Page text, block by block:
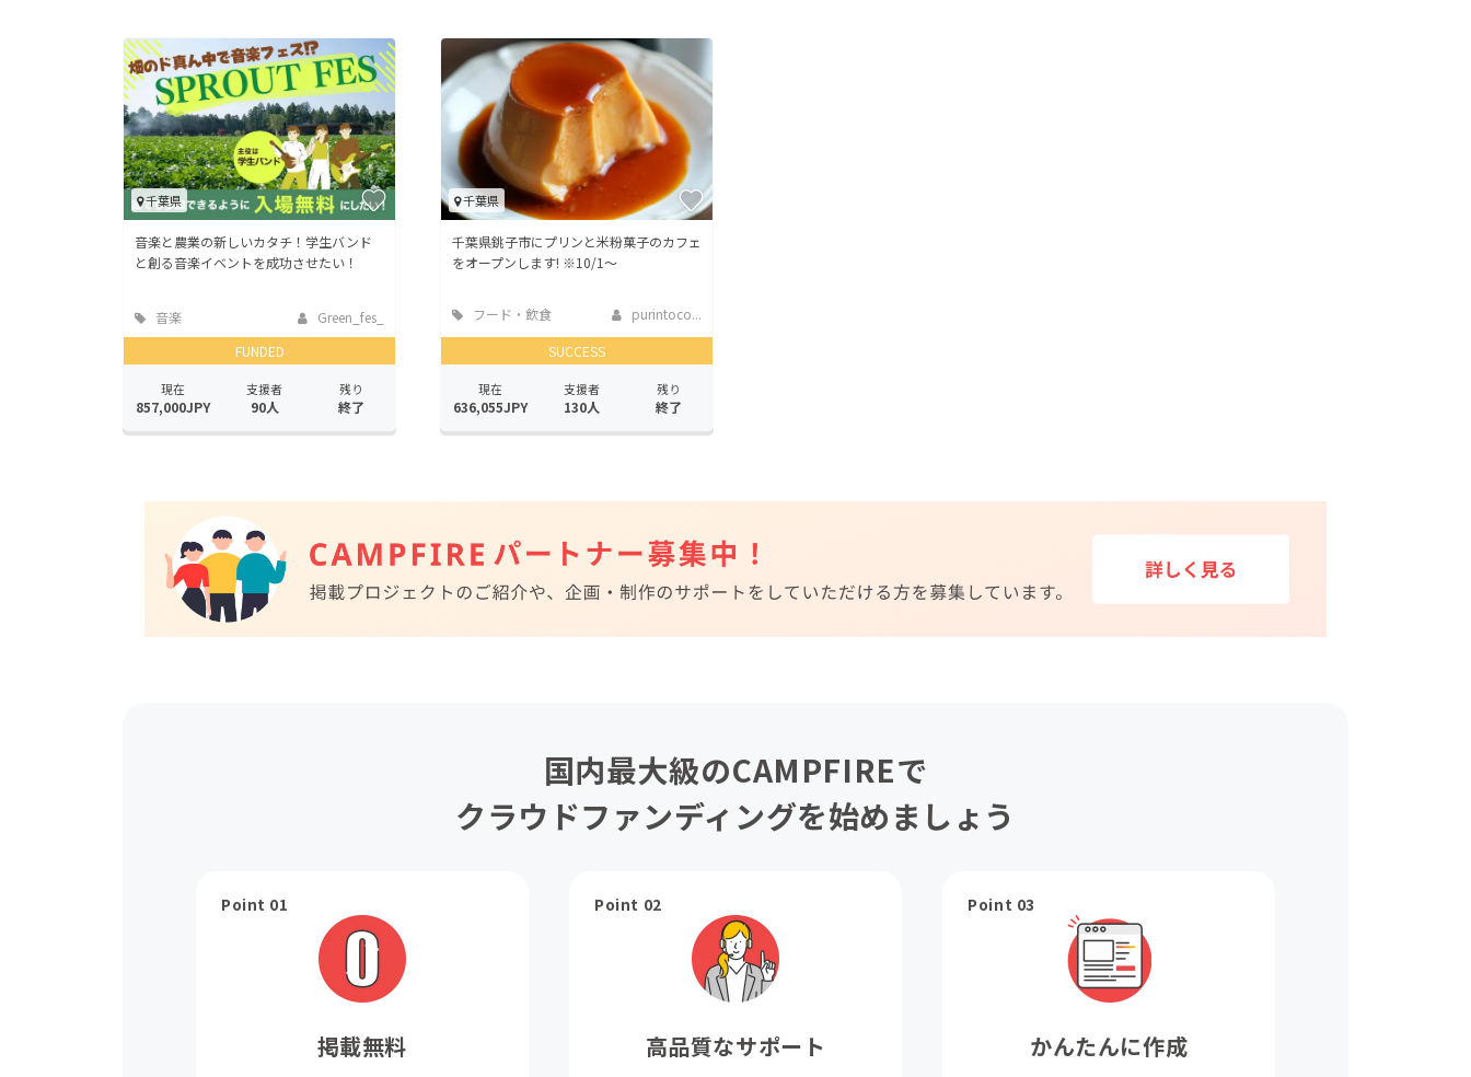
CAMPFIREふるさと納税
千葉県
音楽と農業の新しいカタチ！学生バンド
と創る音楽イベントを成功させたい！
音楽
Green_fes_
FUNDED
現在
857,000JPY
支援者
90人
残り
終了
千葉県
千葉県銚子市にプリンと米粉菓子のカフェ
をオープンします! ※10/1〜
フード・飲食
店
purintoco...
SUCCESS
現在
636,055JPY
支援者
130人
残り
終了
国内最大級のCAMPFIREで
クラウドファンディングを始めましょう
Point 01
掲載無料
Point 02
高品質なサポート
Point 03
かんたんに作成